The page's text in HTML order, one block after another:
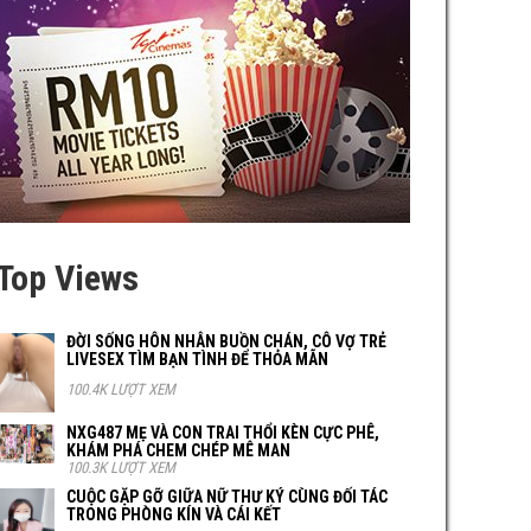
Views
ĐỜI SỐNG HÔN NHÂN BUỒN CHÁN, CÔ VỢ TRẺ
LIVESEX TÌM BẠN TÌNH ĐỂ THỎA MÃN
100.4K LƯỢT XEM
NXG487 MẸ VÀ CON TRAI THỔI KÈN CỰC PHÊ,
KHÁM PHÁ CHEM CHÉP MÊ MAN
100.3K LƯỢT XEM
CUỘC GẶP GỠ GIỮA NỮ THƯ KÝ CÙNG ĐỐI TÁC
TRONG PHÒNG KÍN VÀ CÁI KẾT